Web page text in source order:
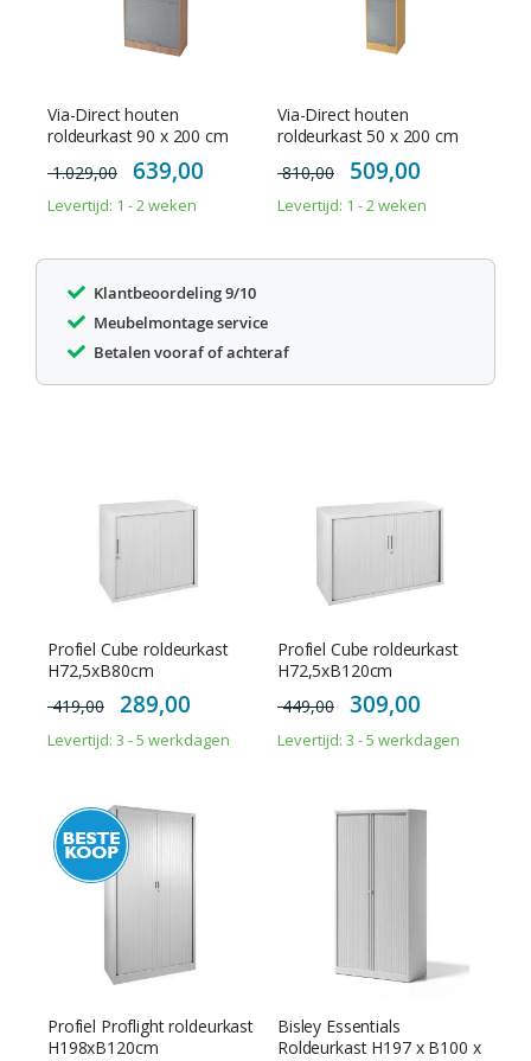
Via-Direct houten
roldeurkast 90 x 200 cm
1.029,00
Special
Price
639,00
Levertijd: 1 - 2 weken
Via-Direct houten
roldeurkast 50 x 200 cm
810,00
Special
Price
509,00
Levertijd: 1 - 2 weken
Klantbeoordeling 9/10
Meubelmontage service
Betalen vooraf of achteraf
Profiel Cube roldeurkast
H72,5xB80cm
419,00
Special
Price
289,00
Levertijd: 3 - 5 werkdagen
Profiel Cube roldeurkast
H72,5xB120cm
449,00
Special
Price
309,00
Levertijd: 3 - 5 werkdagen
Profiel Proflight roldeurkast
H198xB120cm
Bisley Essentials
Roldeurkast H197 x B100 x